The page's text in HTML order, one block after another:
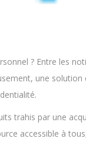
? Entre les
une
trahis par une
accessible à